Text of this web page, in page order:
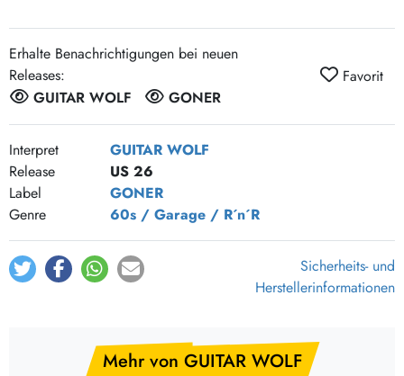
Erhalte Benachrichtigungen bei neuen
Releases:
GUITAR WOLF
GONER
Favorit
Interpret
GUITAR WOLF
Release
US 26
Label
GONER
Genre
60s / Garage / R´n´R
Sicherheits- und
Herstellerinformationen
Mehr von GUITAR WOLF